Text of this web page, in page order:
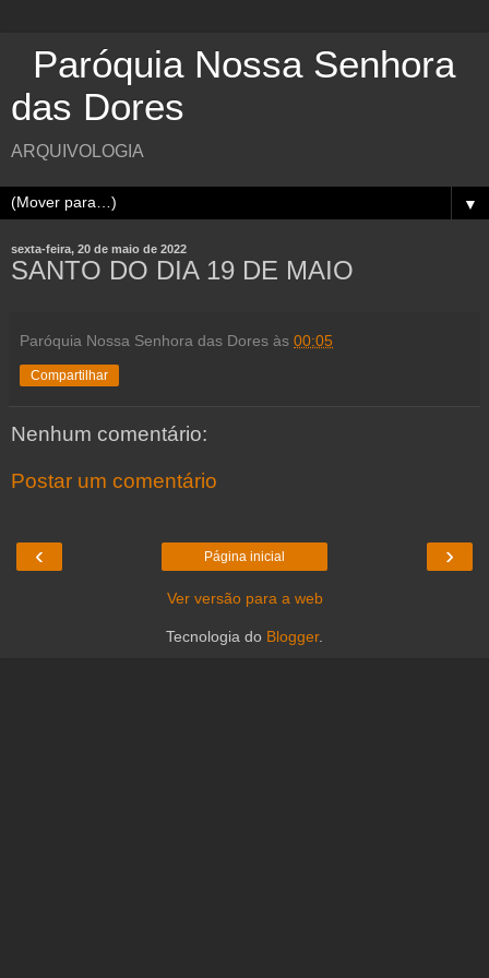
Paróquia Nossa Senhora
das Dores
ARQUIVOLOGIA
▼
sexta-feira, 20 de maio de 2022
SANTO DO DIA 19 DE MAIO
Paróquia Nossa Senhora das Dores às 00:05
Compartilhar
Nenhum comentário:
Postar um comentário
‹ ›
Página inicial
Ver versão para a web
Tecnologia do Blogger.